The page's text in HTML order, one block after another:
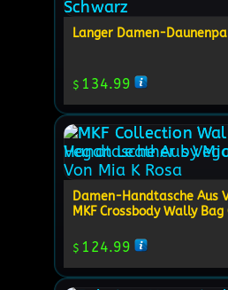
Langer Damen-
$ 134.99
Damen-Handtasche Aus
MKF Crossbody Wally
$ 124.99